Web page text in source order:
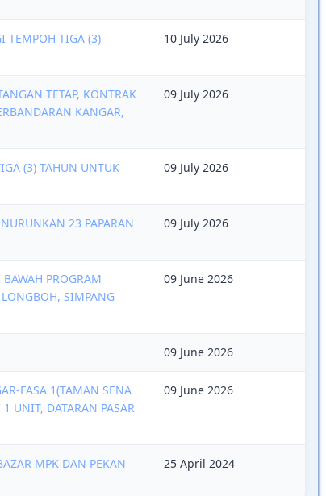
TEMPOH TIGA (3)
10 July 2026
TETAP, KONTRAK
KANGAR,
09 July 2026
(3) TAHUN UNTUK
09 July 2026
23 PAPARAN
09 July 2026
PROGRAM
SIMPANG
09 June 2026
09 June 2026
FASA 1(TAMAN SENA
UNIT, DATARAN PASAR
09 June 2026
MPK DAN PEKAN
25 April 2024